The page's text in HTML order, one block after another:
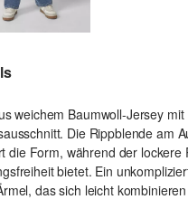
weichem Baumwoll-Jersey
Die Rippblende am
die Form, während der lockere
bietet. Ein
das sich leicht